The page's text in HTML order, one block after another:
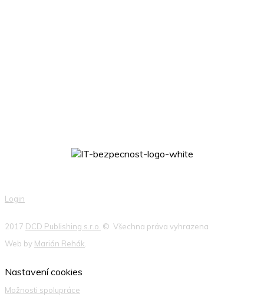
Login
2017 DCD Publishing s.r.o. © Všechna práva vyhrazena
Web by Marián Rehák
Nastavení cookies
Možnosti spolupráce